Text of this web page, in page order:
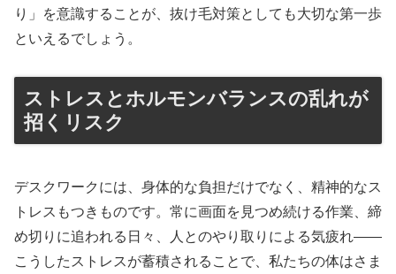
り」を意識することが、抜け毛対策としても大切な第一歩
といえるでしょう。
ストレスとホルモンバランスの乱れが
招くリスク
デスクワークには、身体的な負担だけでなく、精神的なス
トレスもつきものです。常に画面を見つめ続ける作業、締
め切りに追われる日々、人とのやり取りによる気疲れ——
こうしたストレスが蓄積されることで、私たちの体はさま